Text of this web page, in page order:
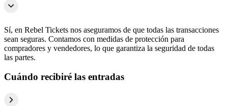
Sí, en Rebel Tickets nos aseguramos de que todas las transacciones
sean seguras. Contamos con medidas de protección para
compradores y vendedores, lo que garantiza la seguridad de todas
las partes.
Cuándo recibiré las entradas